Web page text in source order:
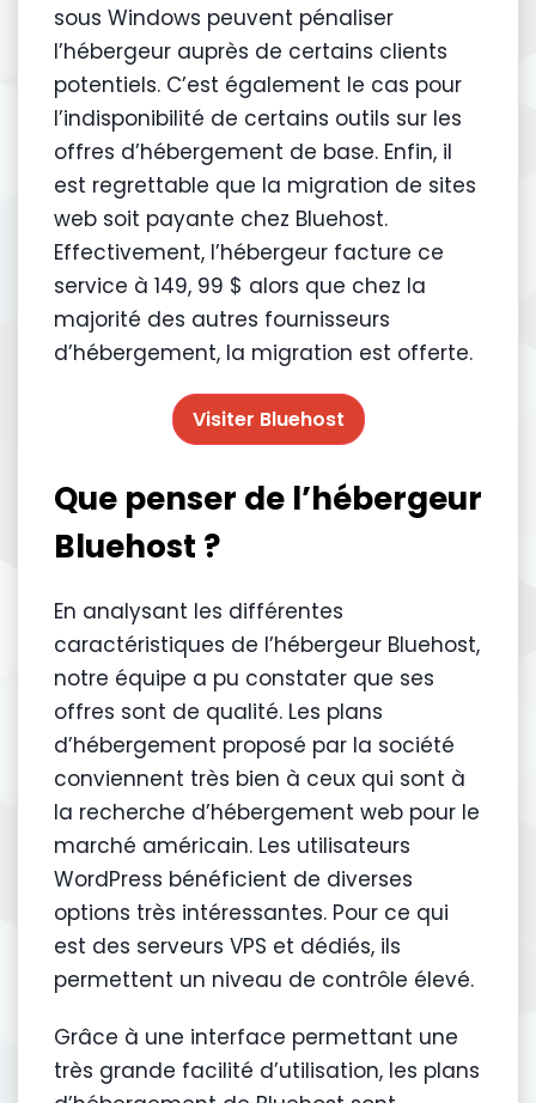
sous Windows peuvent pénaliser
l’hébergeur auprès de certains clients
potentiels. C’est également le cas pour
l’indisponibilité de certains outils sur les
offres d’hébergement de base. Enfin, il
est regrettable que la migration de sites
web soit payante chez Bluehost.
Effectivement, l’hébergeur facture ce
service à 149, 99 $ alors que chez la
majorité des autres fournisseurs
d’hébergement, la migration est offerte.
Visiter Bluehost
Que penser de l’hébergeur
Bluehost ?
En analysant les différentes
caractéristiques de l’hébergeur Bluehost,
notre équipe a pu constater que ses
offres sont de qualité. Les plans
d’hébergement proposé par la société
conviennent très bien à ceux qui sont à
la recherche d’hébergement web pour le
marché américain. Les utilisateurs
WordPress bénéficient de diverses
options très intéressantes. Pour ce qui
est des serveurs VPS et dédiés, ils
permettent un niveau de contrôle élevé.
Grâce à une interface permettant une
très grande facilité d’utilisation, les plans